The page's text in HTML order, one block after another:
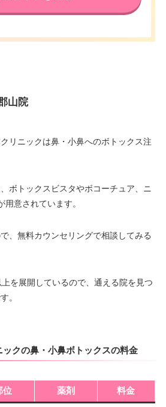
VISA/Master/JCB/American Ex
18：00
18：00
18：00
18：00
18：00
J)/UC/Discover/オリコ/アプラス/
デビットカード
木 金 土
19：00
19：00
19：00
19：00
山院
リニックは鼻・小鼻へのボトックス注
ボトックスビスタやボコーチュア、ニ
用意されています。
、無料カウンセリングで相談してみる
を展開しているので、通える院を見つ
。
クの鼻・小鼻ボトックスの料金
位 薬剤 料金